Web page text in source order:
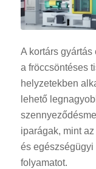
A kortárs
a fröccsöntéses
helyzetekben
lehető
iparágak, mint
és
folyamatot.